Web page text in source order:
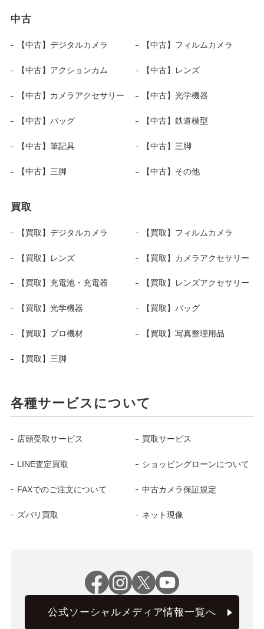
中古
【中古】デジタルカメラ 【中古】フィルムカメラ
【中古】アクションカム 【中古】レンズ
【中古】カメラアクセサリー 【中古】光学機器
【中古】バッグ 【中古】鉄道模型
【中古】筆記具 【中古】三脚
【中古】三脚 【中古】その他
買取
【買取】デジタルカメラ 【買取】フィルムカメラ
【買取】レンズ 【買取】カメラアクセサリー
【買取】充電池・充電器 【買取】レンズアクセサリー
【買取】光学機器 【買取】バッグ
【買取】プロ機材 【買取】写真整理用品
【買取】三脚
各種サービスについて
店頭受取サービス 買取サービス
LINE査定買取 ショッピングローンについて
FAXでのご注文について 中古カメラ保証規定
ズバリ買取 ネット現像
公式ソーシャルメディア情報一覧へ